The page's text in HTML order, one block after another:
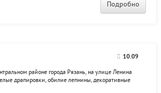
Подробно
10.09
районе города Рязань, на улице Ленина
драпировки, обилие лепнины, декоративные
развлекательного комплекса "Атлантик", и к